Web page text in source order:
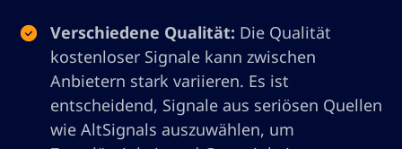
Verschiedene Qualität: Die Qualität
kostenloser Signale kann zwischen
Anbietern stark variieren. Es ist
entscheidend, Signale aus seriösen Quellen
wie AltSignals auszuwählen, um